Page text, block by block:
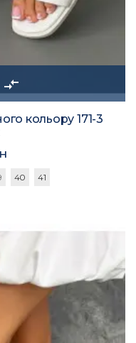
compare_arrows
кольору 171-3
40 41